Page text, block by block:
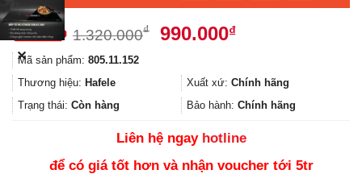
1.320.000₫
Giá
1.320.000₫.
990.000₫Giá
là:
990.000₫.
Mã sản phẩm: 805.11.152
Thương hiệu: Hafele Xuất xứ: Chính hãng
Trạng thái: Còn hàng Bảo hành: Chính hãng
Liên hệ ngay hotline
để có giá tốt hơn và nhận voucher tới 5tr
✕